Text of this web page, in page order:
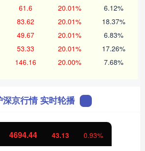
61.6 20.01% 6.12%
83.62 20.01% 18.37%
49.67 20.01% 6.83%
53.33 20.01% 17.26%
146.16 20.00% 7.68%
深京行情 实时轮播
4694.44 43.13 0.93%